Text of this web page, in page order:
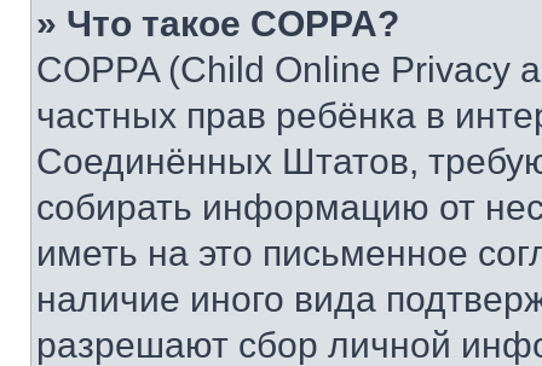
» Что такое COPPA?
COPPA (Child Online Privacy
частных прав ребёнка в
Соединённых Штатов,
собирать информацию от
иметь на это письменное
наличие иного вида
разрешают сбор личной